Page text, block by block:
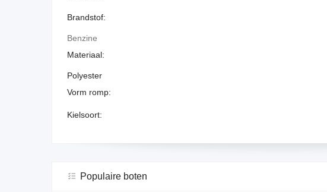
Brandstof:
Benzine
Materiaal:
Polyester
Vorm romp:
Kielsoort:
Populaire boten